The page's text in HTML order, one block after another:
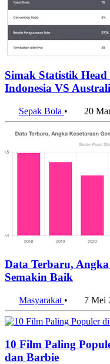
Simak Statistik
Indonesia VS
Sepak Bola • 20
Data Terbaru,
Semakin Baik
Masyarakat • 7 Mei
10 Film Paling
dan Barbie